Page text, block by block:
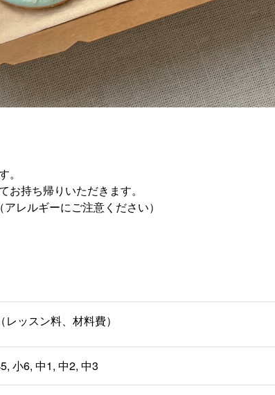
持ち帰りいただきます。
レルギーにご注意ください）
ッスン料、材料費）
小6, 中1, 中2, 中3